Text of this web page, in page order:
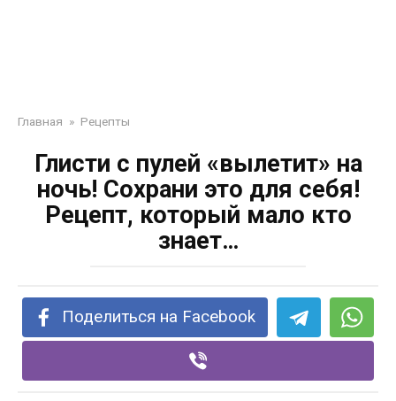
Главная » Рецепты
Глисти с пулей «вылетит» на
ночь! Сохрани это для себя!
Рецепт, который мало кто
знает…
Поделиться на Facebook